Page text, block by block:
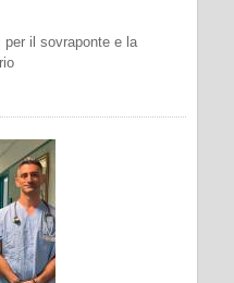
il sovraponte e la